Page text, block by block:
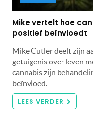
Mike vertelt hoe
positief beïnvloedt
Mike Cutler deelt zijn
getuigenis over leven
cannabis zijn
beïnvloed.
LEES VERDER